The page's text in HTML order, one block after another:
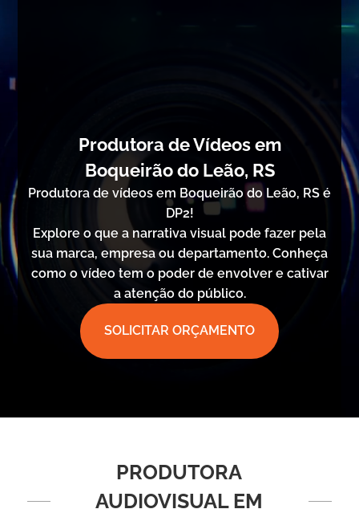
Produtora de Vídeos em
Boqueirão do Leão, RS
Produtora de vídeos em Boqueirão do Leão, RS é
DP2!
Explore o que a narrativa visual pode fazer pela
sua marca, empresa ou departamento. Conheça
como o vídeo tem o poder de envolver e cativar
a atenção do público.
SOLICITAR ORÇAMENTO
PRODUTORA
AUDIOVISUAL EM